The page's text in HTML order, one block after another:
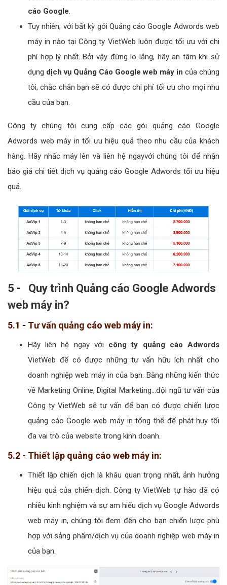
cáo Google.
Tuy nhiên, với bất kỳ gói Quảng cáo Google Adwords web
máy in nào tại Công ty VietWeb luôn được tối ưu với chi
phí hợp lý nhất. Bởi vậy đừng lo lắng, hãy an tâm khi sử
dụng dịch vụ Quảng Cáo Google web máy in của chúng
tôi, chắc chắn bạn sẽ có được chi phí tối ưu cho mọi nhu
cầu của bạn.
Công ty chúng tôi cung cấp các gói quảng cáo Google
Adwords web máy in tối ưu hiệu quả theo nhu cầu của khách
hàng. Hãy nhấc máy lên và liên hệ ngayvới chúng tôi để nhận
báo giá chi tiết dịch vụ quảng cáo Google Adwords tối ưu hiệu
quả.
5 - Quy trình Quảng cáo Google Adwords
web máy in?
5.1 - Tư vấn quảng cáo web máy in:
Hãy liên hệ ngay với công ty quảng cáo Adwords
VietWeb để có được những tư vấn hữu ích nhất cho
doanh nghiệp web máy in của bạn. Bằng những kiến thức
về Marketing Online, Digital Marketing...đội ngũ tư vấn của
Công ty VietWeb sẽ tư vấn để bạn có được chiến lược
quảng cáo Google web máy in tổng thể để phát huy tối
đa vai trò của website trong kinh doanh.
5.2 - Thiết lập quảng cáo web máy in:
Thiết lập chiến dịch là khâu quan trọng nhất, ảnh hưởng
hiệu quả của chiến dịch. Công ty VietWeb tự hào đã có
nhiều kinh nghiệm và sự am hiểu dịch vụ Google Adwords
web máy in, chúng tôi đem đến cho bạn chiến lược phù
hợp với sảng phẩm/dịch vụ của doanh nghiệp web máy in
của bạn.